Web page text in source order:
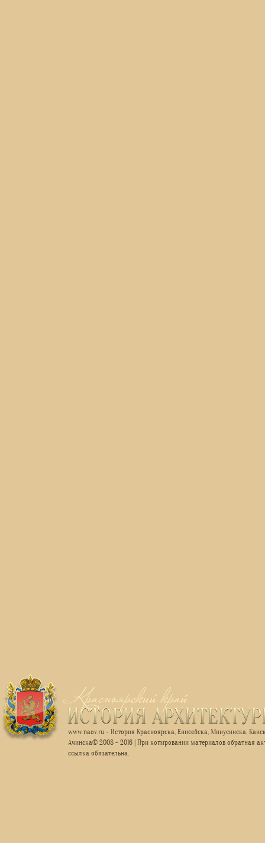
www.naov.ru - История Красноярска, Енисейска, Минусинска,
Ачинска© 2008 - 2016 | При копировании материалов обратная
ссылка обязательна.